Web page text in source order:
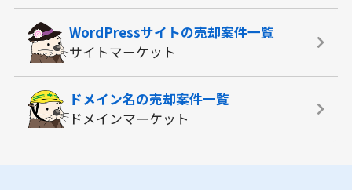
WordPressサイトの売却案件一覧
サイトマーケット
ドメイン名の売却案件一覧
ドメインマーケット